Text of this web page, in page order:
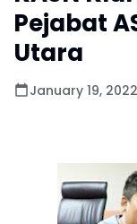
Pejabat
Utara
January 19, 2022